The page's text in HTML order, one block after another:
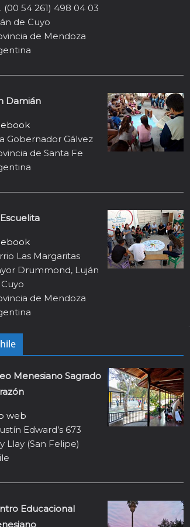
(00 54 261) 498 04 03
de Cuyo
de Mendoza
Damián
Gobernador Gálvez
de Santa Fe
Las Margaritas
Drummond, Luján
de Mendoza
Menesiano Sagrado
web
Edward’s 673
Llay (San Felipe)
Educacional